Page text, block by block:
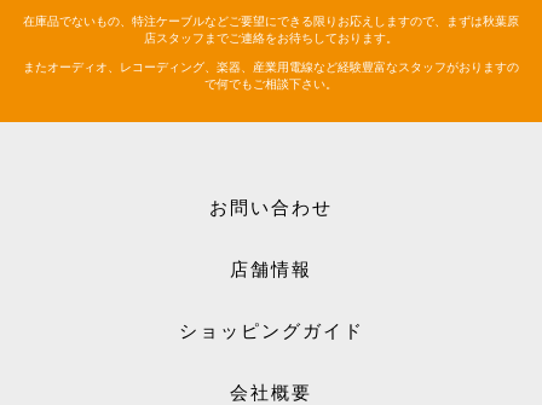
在庫品でないもの、特注ケーブルなどご要望にできる限りお応えしますので、まずは秋葉原
店スタッフまでご連絡をお待ちしております。
またオーディオ、レコーディング、楽器、産業用電線など経験豊富なスタッフがおりますの
で何でもご相談下さい。
お問い合わせ
店舗情報
ショッピングガイド
会社概要